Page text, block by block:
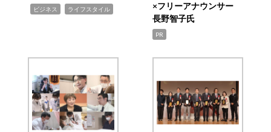
ビジネス ライフスタイル
×フリーアナウンサー
長野智子氏
PR